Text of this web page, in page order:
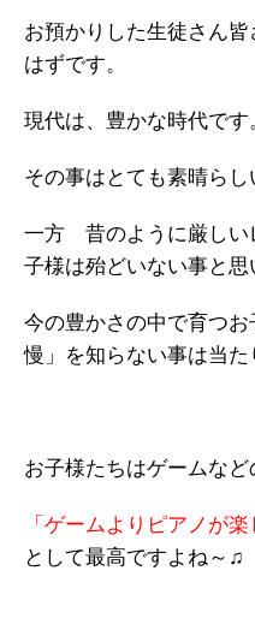
お預かりした生徒さん
はずです。
現代は、豊かな時代です
その事はとても素晴らし
一方 昔のように厳しい
子様は殆どいない事と思
今の豊かさの中で育つ
慢」を知らない事は当た
お子様たちはゲームなど
「ゲームよりピアノが楽
として最高ですよね～♫